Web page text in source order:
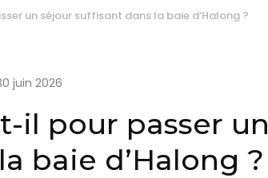
un séjour suffisant dans la baie d’Halong ?
juin 2026
il pour passer un
baie d’Halong ?